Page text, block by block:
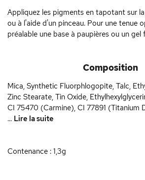
Appliquez les pigments en tapotant sur
ou à l'aide d'un pinceau. Pour une tenue
préalable une base à paupières ou un
Composition
Mica, Synthetic Fluorphlogopite, Talc,
Zinc Stearate, Tin Oxide,
CI 75470 (Carmine), CI 77891 (Titanium
... Lire la suite
Contenance : 1,3g